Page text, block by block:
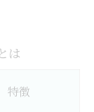
は
特徴